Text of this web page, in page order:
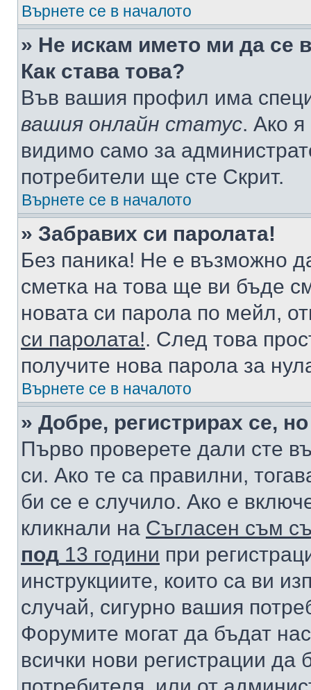
Върнете се в началото
» Не искам името ми да се
Как става това?
Във вашия профил има
вашия онлайн статус. Ако
видимо само за
потребители ще сте Скрит.
Върнете се в началото
» Забравих си паролата!
Без паника! Не е възможно
сметка на това ще ви бъде
новата си парола по мейл,
си паролата!. След това
получите нова парола за
Върнете се в началото
» Добре, регистрирах се,
Първо проверете дали сте
си. Ако те са правилни,
би се е случило. Ако е
кликнали на Съгласен съм
под 13 години при
инструкциите, които са ви
случай, сигурно вашия
Форумите могат да бъдат
всички нови регистрации да